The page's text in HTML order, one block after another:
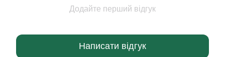
Додайте перший відгук
Написати відгук